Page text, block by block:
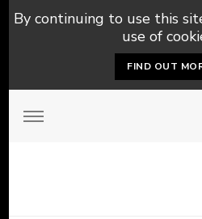
By continuing to use this
use of
FIND OUT